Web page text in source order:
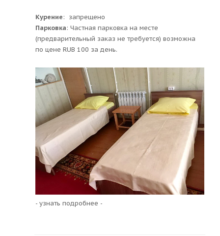
Курение: ​ запрещено
Парковка: ​Частная парковка на месте
(предварительный заказ не требуется) возможна
по цене RUB 100 за день.
- узнать подробнее -